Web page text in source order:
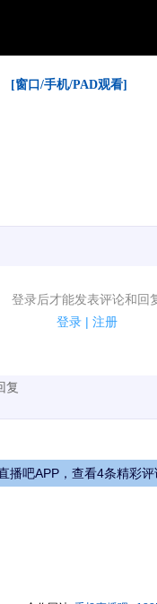
[窗口/手机/PAD观看]
登录后才能发表评论和回
登录 | 注册
论了！
复
播吧APP，查看4条精彩评